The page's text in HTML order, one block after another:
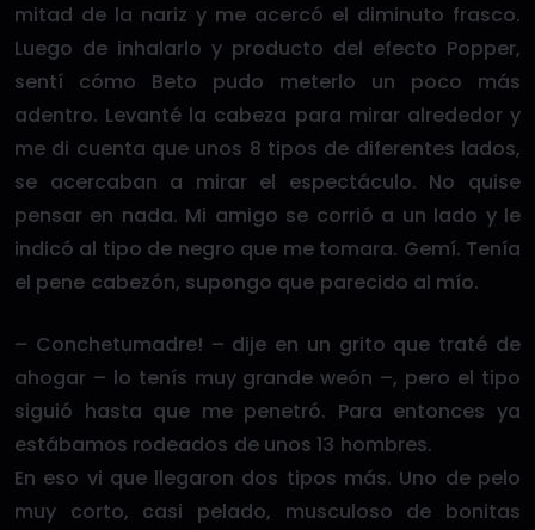
mitad de la nariz y me acercó el diminuto frasco.
Luego de inhalarlo y producto del efecto Popper,
sentí cómo Beto pudo meterlo un poco más
adentro. Levanté la cabeza para mirar alrededor y
me di cuenta que unos 8 tipos de diferentes lados,
se acercaban a mirar el espectáculo. No quise
pensar en nada. Mi amigo se corrió a un lado y le
indicó al tipo de negro que me tomara. Gemí. Tenía
el pene cabezón, supongo que parecido al mío.
– Conchetumadre! – dije en un grito que traté de
ahogar – lo tenís muy grande weón –, pero el tipo
siguió hasta que me penetró. Para entonces ya
estábamos rodeados de unos 13 hombres.
En eso vi que llegaron dos tipos más. Uno de pelo
muy corto, casi pelado, musculoso de bonitas